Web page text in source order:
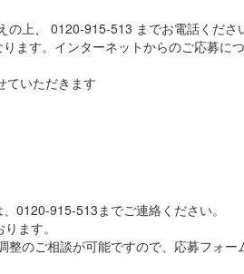
上、 0120-915-513 までお電話くださ
ます。インターネットからのご応募に
ていただきます
0120-915-513までご連絡ください。
ます。
のご相談が可能ですので、応募フォ